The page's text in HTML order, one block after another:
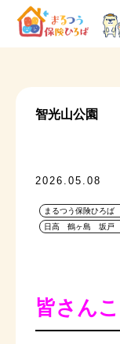
智光山公園
2026.05.08
まるつう保険ひろ
日高 鶴ヶ島 坂戸
皆さん